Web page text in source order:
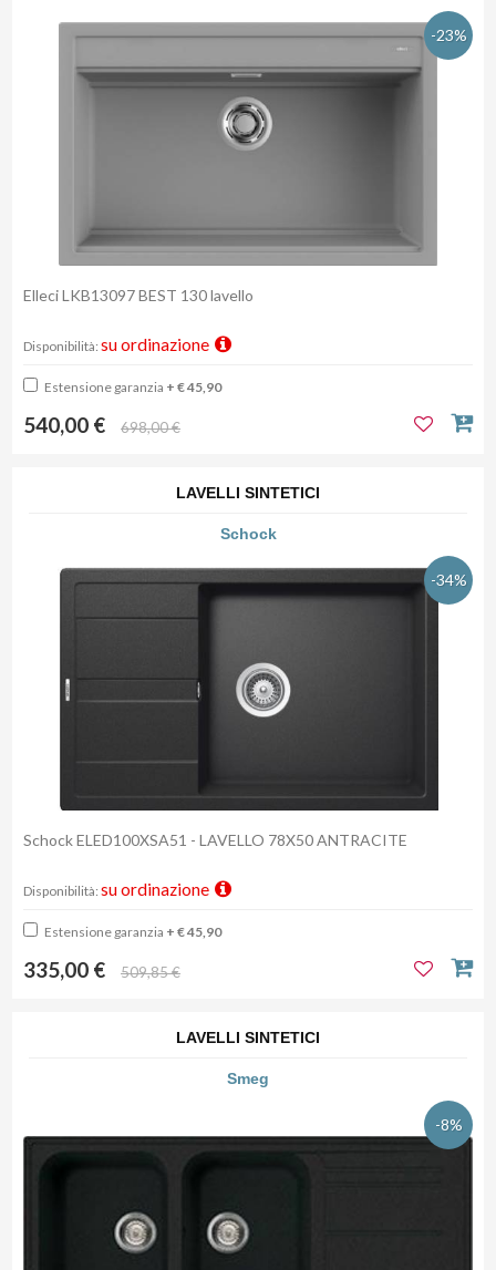
-23%
Elleci LKB13097 BEST 130 lavello
Disponibilità: su ordinazione
Estensione garanzia + € 45,90
540,00 € 698,00 €
LAVELLI SINTETICI
Schock
-34%
Schock ELED100XSA51 - LAVELLO 78X50 ANTRACITE
Disponibilità: su ordinazione
Estensione garanzia + € 45,90
335,00 € 509,85 €
LAVELLI SINTETICI
Smeg
-8%